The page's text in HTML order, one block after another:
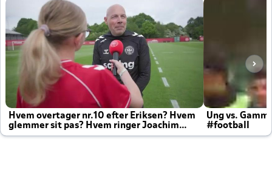
Hvem overtager nr.10 efter Eriksen? Hvem
glemmer sit pas? Hvem ringer Joachim
altid til efter kampe?
Ung vs.
#football